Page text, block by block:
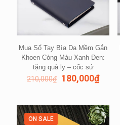
Mua Sổ Tay Bìa Da Mềm Gắn
Khoen Còng Màu Xanh Đen:
tặng quà ly – cốc sứ
210,000₫ 180,000₫
ON SALE